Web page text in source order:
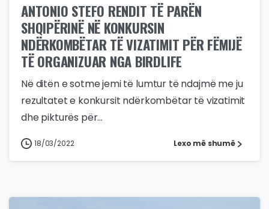
ANTONIO STEFO RENDIT TË PARËN
SHQIPËRINË NË KONKURSIN
NDËRKOMBËTAR TË VIZATIMIT PËR FËMIJË
TË ORGANIZUAR NGA BIRDLIFE
Në ditën e sotme jemi të lumtur të ndajmë me ju
rezultatet e konkursit ndërkombëtar të vizatimit
dhe pikturës për...
18/03/2022 Lexo më shumë